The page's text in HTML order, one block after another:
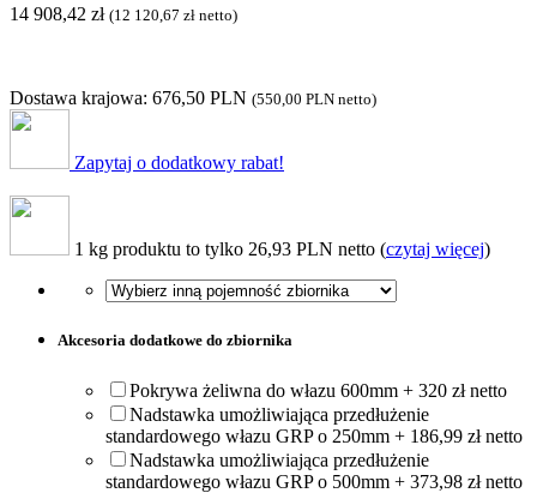
14 908,42 zł (12 120,67 zł netto)
Dostawa krajowa: 676,50 PLN (550,00 PLN netto)
Zapytaj o dodatkowy rabat!
1 kg produktu to tylko 26,93 PLN netto (czytaj więcej)
Akcesoria dodatkowe do zbiornika
Pokrywa żeliwna do włazu 600mm + 320 zł netto
Nadstawka umożliwiająca przedłużenie
standardowego włazu GRP o 250mm + 186,99 zł netto
Nadstawka umożliwiająca przedłużenie
standardowego włazu GRP o 500mm + 373,98 zł netto